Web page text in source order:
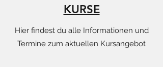
KURSE
Hier findest du alle Informationen und
Termine zum aktuellen Kursangebot